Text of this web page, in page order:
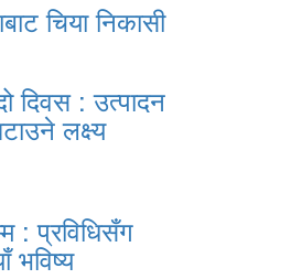
चिया निकासी
दिवस : उत्पादन
लक्ष्य
: प्रविधिसँग
भविष्य